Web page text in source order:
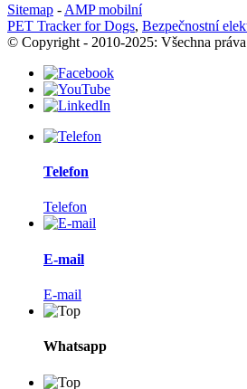
Sitemap - AMP mobilní
PET Tracker for Dogs, Bezpečnostní
© Copyright - 2010-2025: Všechna
Telefon
Telefon
E-mail
E-mail
Whatsapp